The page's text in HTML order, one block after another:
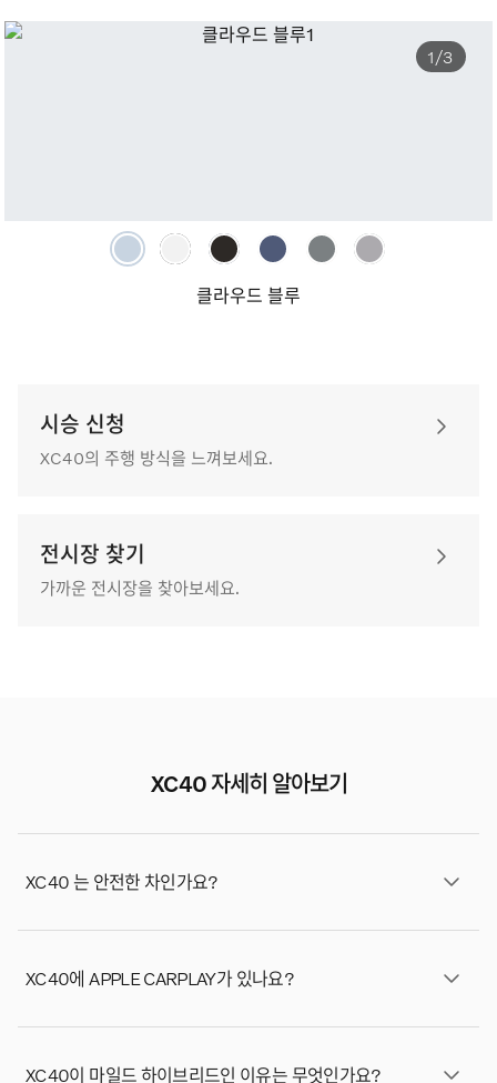
1/3
클라우드 블루
시승 신청
XC40의 주행 방식을 느껴보세요.
전시장 찾기
가까운 전시장을 찾아보세요.
XC40 자세히 알아보기
XC40 는 안전한 차인가요?
업계 최고 수준의 보호 안전 기준을 적용하고 차세대 기능
세요.
XC40에 APPLE CARPLAY가 있나요?
* Apple CarPlay는 아이폰 모델5 이상에서만 사용할 수 있
XC40이 마일드 하이브리드인 이유는 무엇인가요?